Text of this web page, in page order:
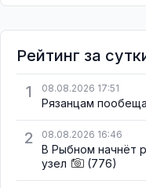
Рейтинг за
1
08.08.2026 17:51
Рязанцам
2 08.08.2026 16:46
В Рыбном начнёт
узел
(776)